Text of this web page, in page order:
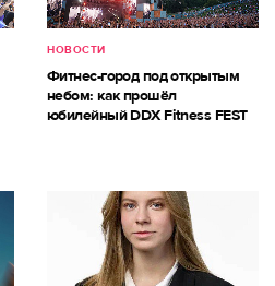
НОВОСТИ
Фитнес-город под открытым
небом: как прошёл
юбилейный DDX Fitness FEST